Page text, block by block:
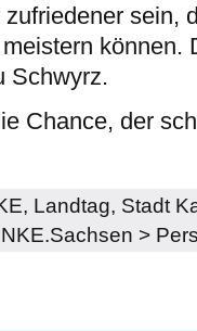
sein,
können.
Schwyrz.
Chance, der
, Landtag, Stadt
>